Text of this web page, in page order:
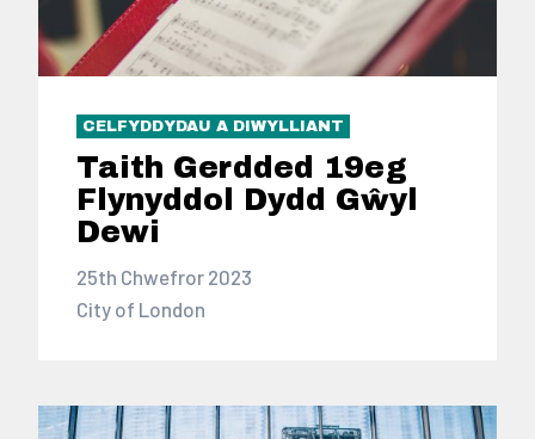
CELFYDDYDAU A DIWYLLIANT
Taith Gerdded 19eg
Flynyddol Dydd Gŵyl
Dewi
25th Chwefror 2023
City of London